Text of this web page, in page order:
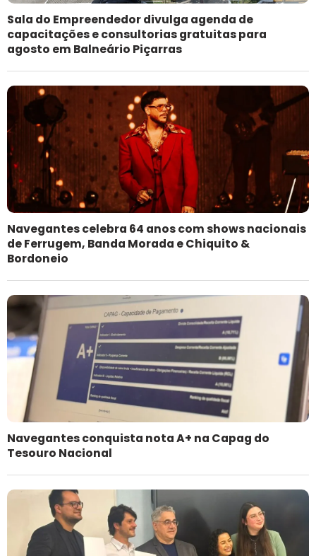
Sala do Empreendedor divulga agenda de
capacitações e consultorias gratuitas para
agosto em Balneário Piçarras
Navegantes celebra 64 anos com shows nacionais
de Ferrugem, Banda Morada e Chiquito &
Bordoneio
Navegantes conquista nota A+ na Capag do
Tesouro Nacional